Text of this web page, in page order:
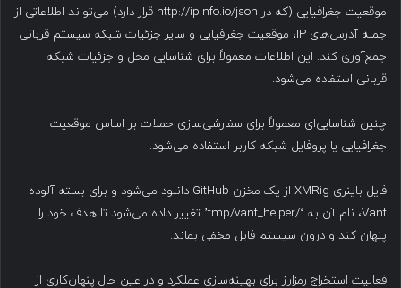
موقعیت جغرافیایی (که در http://ipinfo.io/json قرار دارد) می‌تواند اطلاعاتی از
جمله آدرس‌های IP، موقعیت جغرافیایی و سایر جزئیات شبکه سیستم قربانی
جمع‌آوری کند. این اطلاعات معمولاً برای شناسایی محل و جزئیات شبکه
قربانی استفاده می‌شود.
چنین شناسایی‌ای معمولاً برای سفارشی‌سازی حملات بر اساس موقعیت
جغرافیایی یا پروفایل شبکه کاربر استفاده می‌شود.
فایل باینری XMRig از یک مخزن GitHub دانلود می‌شود و برای بسته آلوده
Vant، نام آن به ‘/tmp/vant_helper’ تغییر داده می‌شود تا هدف خود را
پنهان کند و درون سیستم فایل مخفی بماند.
فعالیت استخراج رمزارز برای بهینه‌سازی عملکرد و در عین حال پنهان‌کاری از